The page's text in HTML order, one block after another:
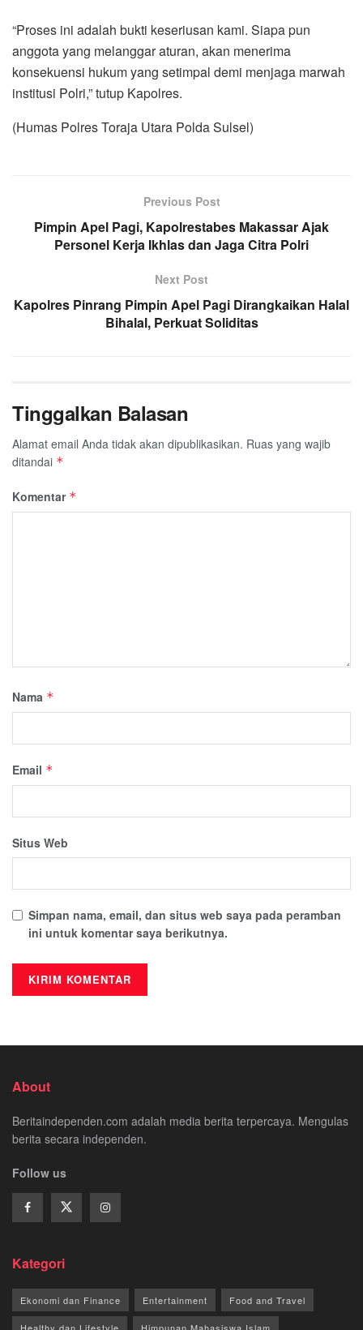
“Proses ini adalah bukti keseriusan kami. Siapa pun
anggota yang melanggar aturan, akan menerima
konsekuensi hukum yang setimpal demi menjaga marwah
institusi Polri,” tutup Kapolres.
(Humas Polres Toraja Utara Polda Sulsel)
Previous Post
Pimpin Apel Pagi, Kapolrestabes Makassar Ajak
Personel Kerja Ikhlas dan Jaga Citra Polri
Next Post
Kapolres Pinrang Pimpin Apel Pagi Dirangkaikan Halal
Bihalal, Perkuat Soliditas
Tinggalkan Balasan
Alamat email Anda tidak akan dipublikasikan. Ruas yang wajib
ditandai *
Komentar *
Nama *
Email *
Situs Web
Simpan nama, email, dan situs web saya pada peramban
ini untuk komentar saya berikutnya.
About
Beritaindependen.com adalah media berita terpercaya. Mengulas
berita secara independen.
Follow us
Kategori
Ekonomi dan Finance Entertainment Food and Travel
Healthy dan Lifestyle Himpunan Mahasiswa Islam